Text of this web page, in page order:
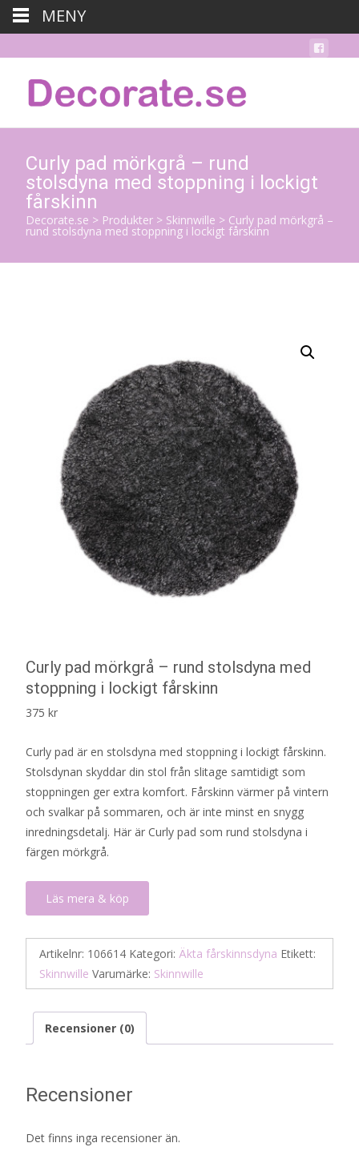
Curly pad mörkgrå – rund
stolsdyna med stoppning i lockigt
fårskinn
Decorate.se > Produkter > Skinnwille > Curly pad mörkgrå –
rund stolsdyna med stoppning i lockigt fårskinn
Curly pad mörkgrå – rund stolsdyna med
stoppning i lockigt fårskinn
375 kr
Curly pad är en stolsdyna med stoppning i lockigt fårskinn.
Stolsdynan skyddar din stol från slitage samtidigt som
stoppningen ger extra komfort. Fårskinn värmer på vintern
och svalkar på sommaren, och är inte minst en snygg
inredningsdetalj. Här är Curly pad som rund stolsdyna i
färgen mörkgrå.
Läs mera & köp
Artikelnr: 106614 Kategori: Äkta fårskinnsdyna Etikett:
Skinnwille Varumärke: Skinnwille
Recensioner (0)
Recensioner
Det finns inga recensioner än.
MENY